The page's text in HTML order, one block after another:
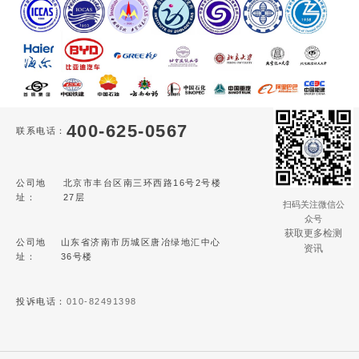
联系电话： 400-625-0567
公司地
址：
北京市丰台区南三环西路16号2号楼
27层
公司地
址：
山东省济南市历城区唐冶绿地汇中心
36号楼
投诉电话： 010-82491398
扫码关注微信公
众号
获取更多检测
资讯